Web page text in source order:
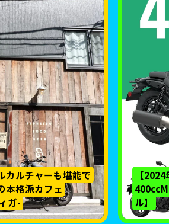
カルチャーも堪能で
本格派カフェ
ガ-
【
ル】